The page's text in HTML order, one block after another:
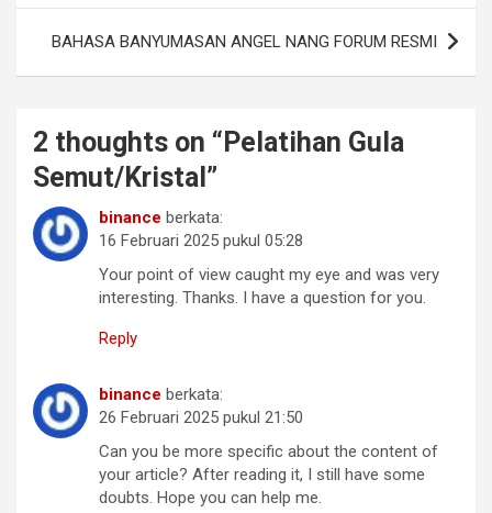
BAHASA BANYUMASAN ANGEL NANG FORUM RESMI
2 thoughts on “ Pelatihan Gula
Semut/Kristal ”
binance berkata:
16 Februari 2025 pukul 05:28
Your point of view caught my eye and was very
interesting. Thanks. I have a question for you.
Reply
binance berkata:
26 Februari 2025 pukul 21:50
Can you be more specific about the content of
your article? After reading it, I still have some
doubts. Hope you can help me.